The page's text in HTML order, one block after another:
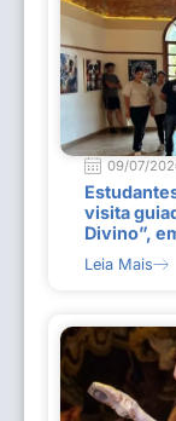
09/07/
visita
Divino”,
Leia Mais